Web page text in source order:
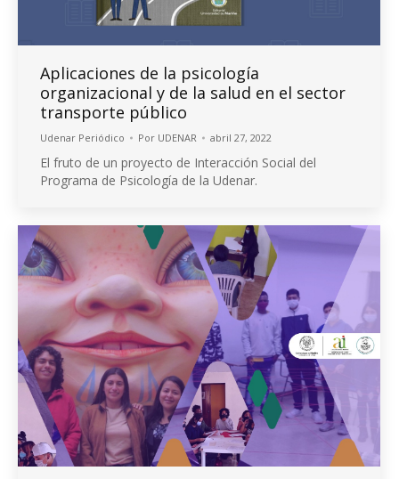
Aplicaciones de la psicología
organizacional y de la salud en el sector
transporte público
Udenar Periódico Por UDENAR abril 27, 2022
El fruto de un proyecto de Interacción Social del
Programa de Psicología de la Udenar.